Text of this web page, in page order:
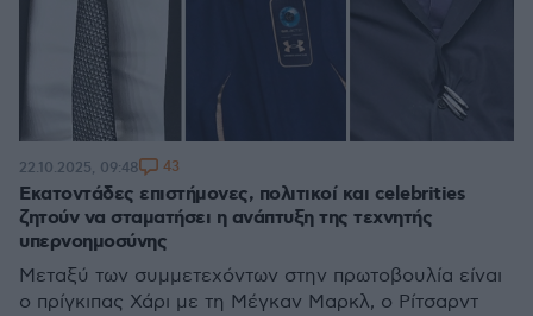
Εκατοντάδες επιστήμονες, πολιτικοί και celebrities
ζητούν να σταματήσει η ανάπτυξη της τεχνητής
υπερνοημοσύνης
Μεταξύ των συμμετεχόντων στην πρωτοβουλία είναι
ο πρίγκιπας Χάρι με τη Μέγκαν Μαρκλ, ο Ρίτσαρντ
22.10.2025, 09:48 43